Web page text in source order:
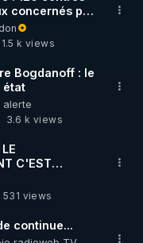
(stages,
ODYSEE
sur la
concernés par
toute la
1.5 k views
Bogdanoff : le
état
alerte
3.6 k views
C'EST
531 views
continue...